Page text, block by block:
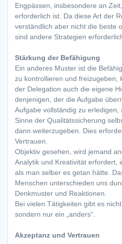
Engpässen, insbesondere an
erforderlich ist. Da diese Art der
verständlich aber nicht die beste
sind andere Strategien
Stärkung der Befähigung
Ein anderes Muster ist die
zu kontrollieren und freizugeben,
der Delegation auch die eigene
denjenigen, der die Aufgabe
Aufgabe vollständig zu erledigen,
Sinne der Qualitätssicherung
dann weiterzugeben. Dies
Vertrauen.
Objektiv gesehen, wird jemand
Analytik und Kreativität erfordert,
als man selber es getan hätte.
Menschen unterschieden uns
Denkmuster und Reaktionen.
Bei vielen Tätigkeiten gibt es nicht
sondern nur ein „anders“.
Akzeptanz und Vertrauen